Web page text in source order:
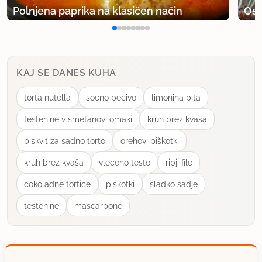
Polnjena paprika na klasičen način
KAJ SE DANES KUHA
torta nutella socno pecivo limonina pita
testenine v smetanovi omaki kruh brez kvasa
biskvit za sadno torto orehovi piškotki
kruh brez kvaša vleceno testo ribji file
cokoladne tortice piskotki sladko sadje
testenine mascarpone